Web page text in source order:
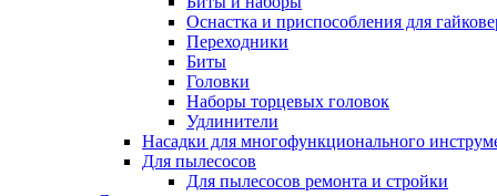
Оснастка и приспособления для
Переходники
Биты
Головки
Наборы торцевых головок
Удлинители
Насадки для многофункционального
Для пылесосов
Для пылесосов ремонта и стройки